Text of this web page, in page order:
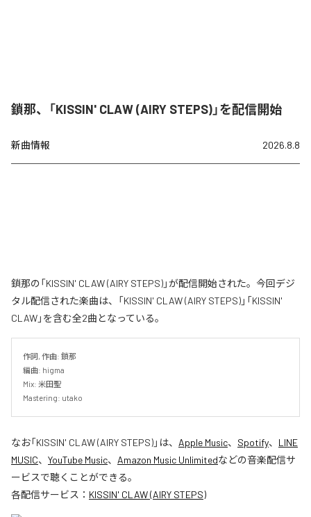
鎖那、「KISSIN' CLAW (AIRY STEPS)」を配信開始
新曲情報 2026.8.8
鎖那の「KISSIN' CLAW (AIRY STEPS)」が配信開始された。今回デジ
タル配信された楽曲は、「KISSIN' CLAW (AIRY STEPS)」「KISSIN'
CLAW」を含む全2曲となっている。
作詞, 作曲: 鎖那
編曲: higma
Mix: 米田聖
Mastering: utako
なお「KISSIN' CLAW (AIRY STEPS)」は、 Apple Music、 Spotify、 LINE
MUSIC、 YouTube Music、 Amazon Music Unlimitedなどの音楽配信サ
ービスで聴くことができる。
各配信サービス： KISSIN' CLAW (AIRY STEPS)